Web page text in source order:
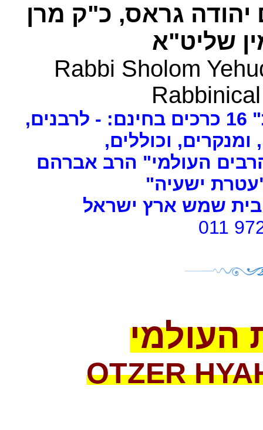
גראס, כ"ק מרן
שליט"א
Rabbi Sholom
ומנקרים, וכוללים,
העולמי" הרב אברהם
ישעיה"
שמש ארץ ישראל
011
העולמי
OTZER